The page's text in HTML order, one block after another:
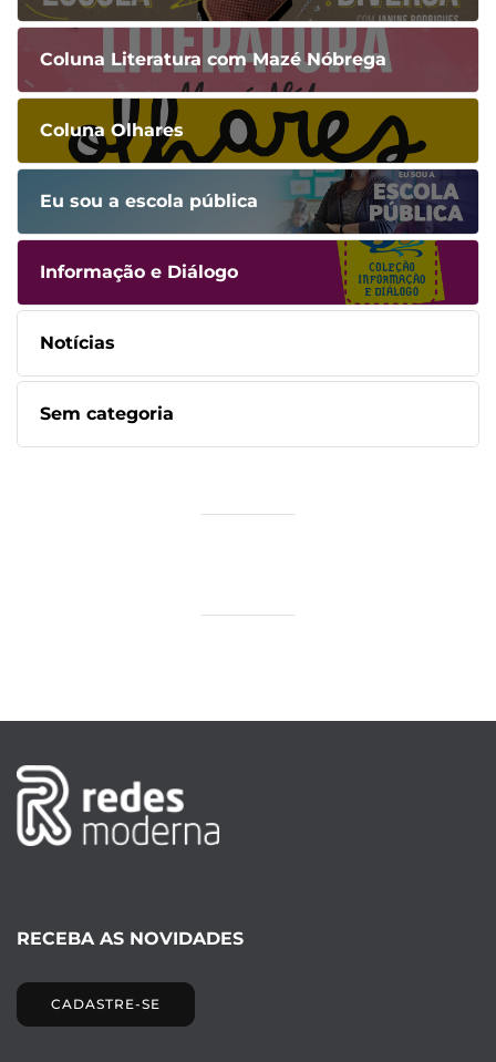
Coluna Literatura com Mazé Nóbrega
Coluna Olhares
Eu sou a escola pública
Informação e Diálogo
Notícias
Sem categoria
RECEBA AS NOVIDADES
CADASTRE-SE